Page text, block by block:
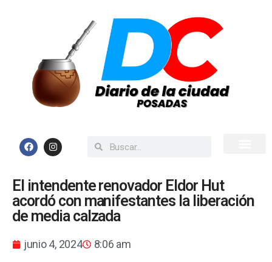
El intendente renovador Eldor Hut
acordó con manifestantes la liberación
de media calzada
junio 4, 2024 8:06 am